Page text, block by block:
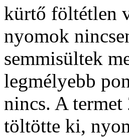
kürtő föltétlen
nyomok
semmisültek
legmélyebb
nincs. A
töltötte ki,